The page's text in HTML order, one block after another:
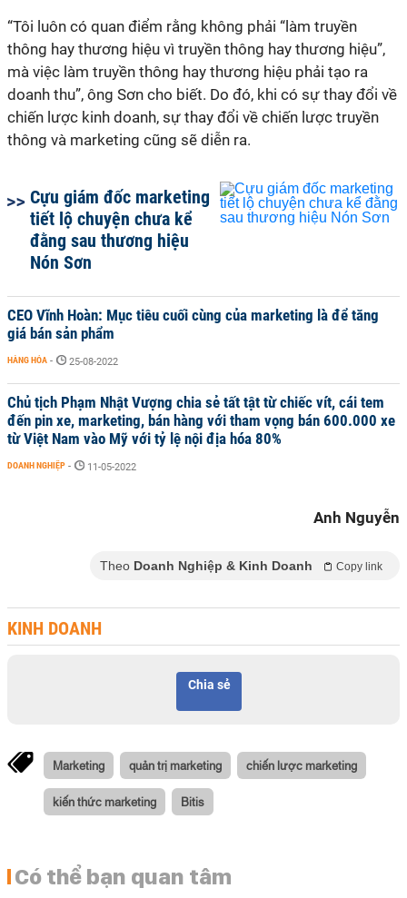
“Tôi luôn có quan điểm rằng không phải “làm truyền
thông hay thương hiệu vì truyền thông hay thương hiệu”,
mà việc làm truyền thông hay thương hiệu phải tạo ra
doanh thu”, ông Sơn cho biết. Do đó, khi có sự thay đổi về
chiến lược kinh doanh, sự thay đổi về chiến lược truyền
thông và marketing cũng sẽ diễn ra.
Cựu giám đốc marketing
tiết lộ chuyện chưa kể
đằng sau thương hiệu
Nón Sơn
CEO Vĩnh Hoàn: Mục tiêu cuối cùng của marketing là để tăng
giá bán sản phẩm
HÀNG HÓA - 25-08-2022
Chủ tịch Phạm Nhật Vượng chia sẻ tất tật từ chiếc vít, cái tem
đến pin xe, marketing, bán hàng với tham vọng bán 600.000 xe
từ Việt Nam vào Mỹ với tỷ lệ nội địa hóa 80%
DOANH NGHIỆP - 11-05-2022
Anh Nguyễn
Theo Doanh Nghiệp & Kinh Doanh Copy link
KINH DOANH
Chia sẻ
Marketing quản trị marketing chiến lược marketing
kiến thức marketing Bitis
Có thể bạn quan tâm